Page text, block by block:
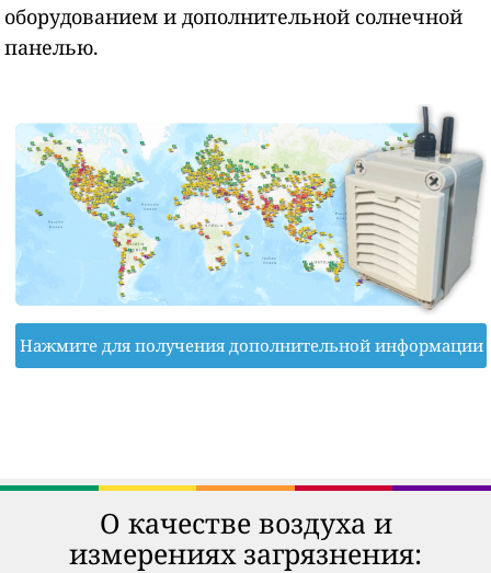
оборудованием и дополнительной солнечной
панелью.
Нажмите для получения дополнительной информации
О качестве воздуха и
измерениях загрязнения: